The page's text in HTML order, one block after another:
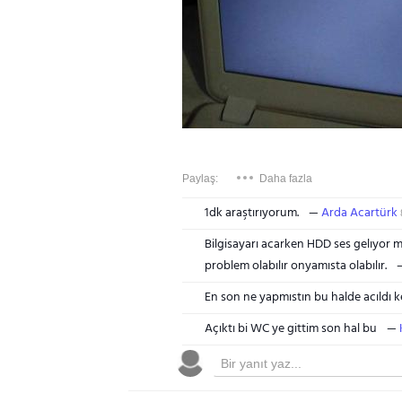
Paylaş: Daha fazla
1dk araştırıyorum. Arda Acartürk
Bilgisayarı acarken HDD ses gelıyor
problem olabılır onyamısta olabılır.
En son ne yapmıstın bu halde acıldı
Açıktı bi WC ye gittim son hal bu